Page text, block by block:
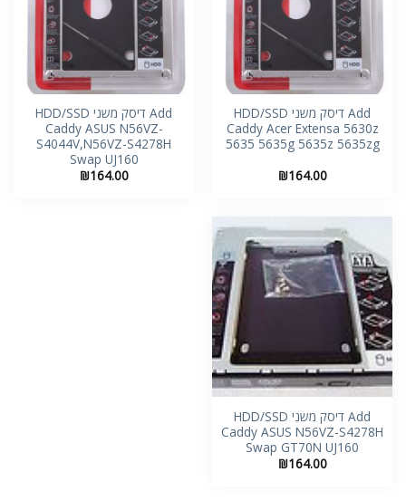
Add דיסק משני HDD/SSD
Caddy Acer Extensa 5630z
5635 5635g 5635z 5635zg
₪164.00
Add דיסק משני HDD/SSD
Caddy ASUS N56VZ-
S4044V,N56VZ-S4278H
Swap UJ160
₪164.00
Add דיסק משני HDD/SSD
Caddy ASUS N56VZ-S4278H
Swap GT70N UJ160
₪164.00